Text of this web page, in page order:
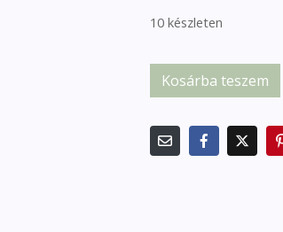
10 készleten
Kosárba teszem